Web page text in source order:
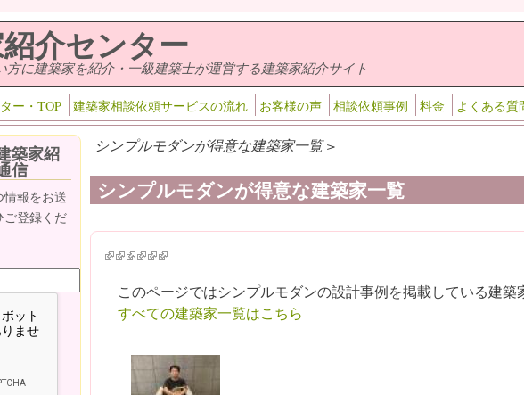
介センター
方に建築家を紹介・一級建築士が運営する建築家紹介サイト
ー・TOP 建築家相談依頼サービスの流れ お客様の声 相談依頼事例 料金 よくある質
シンプルモダンが得意な建築家一覧 >
シンプルモダンが得意な建築家一覧
(link is external)
(link is external)
(link is external)
(link is external)
(link is external)
(link is external)
このページではシンプルモダンの設計事例を掲載している建
すべての建築家一覧はこちら
築家紹
信
報をお送
ご登録くだ